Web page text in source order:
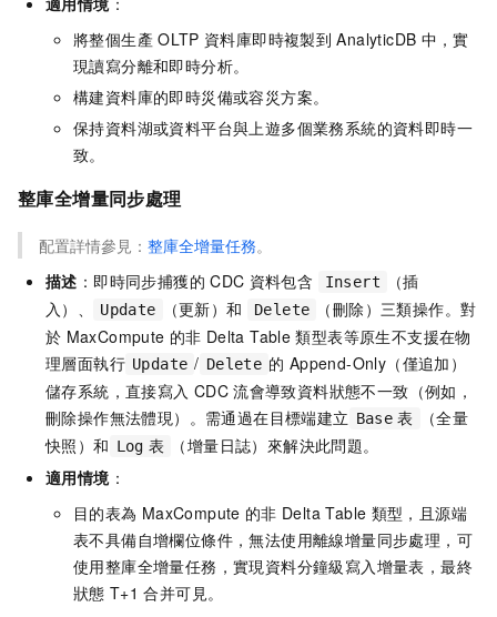
將整個生產 OLTP 資料庫即時複製到 AnalyticDB 中，實
現讀寫分離和即時分析。
構建資料庫的即時災備或容災方案。
保持資料湖或資料平台與上遊多個業務系統的資料即時一
致。
整庫全增量同步處理
配置詳情參見： 整庫全增量任務。
描述 ：即時同步捕獲的 CDC 資料包含 Insert
（插
入）、
Update （更新）和 Delete
（刪除）三類操作。對
於 MaxCompute 的非 Delta Table 類型表等原生不支援在物
理層面執行 Update / Delete 的 Append-Only（僅追加）
儲存系統，直接寫入 CDC 流會導致資料狀態不一致（例如，
刪除操作無法體現）。需通過在目標端建立 Base 表
（全量
快照）和 Log 表
（增量日誌）來解決此問題。
適用情境：
目的表為 MaxCompute 的非 Delta Table 類型，且源端
表不具備自增欄位條件，無法使用離線增量同步處理，可
使用整庫全增量任務，實現資料分鐘級寫入增量表，最終
狀態 T+1 合并可見。